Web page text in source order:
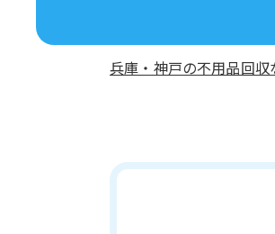
兵庫・神戸の不用品回